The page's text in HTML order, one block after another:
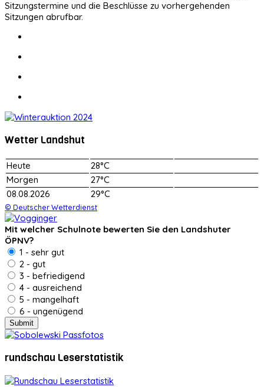
Sitzungstermine und die Beschlüsse zu vorhergehenden
Sitzungen abrufbar.
Wetter Landshut
Heute
28°C
Morgen
27°C
08.08.2026
29°C
© Deutscher Wetterdienst
Mit welcher Schulnote bewerten Sie den Landshuter
ÖPNV?
1 - sehr gut
2 - gut
3 - befriedigend
4 - ausreichend
5 - mangelhaft
6 - ungenügend
rundschau Leserstatistik